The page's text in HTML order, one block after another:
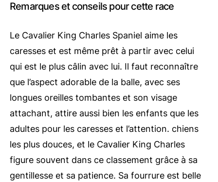
Remarques et conseils pour cette race
Le Cavalier King Charles Spaniel aime les
caresses et est même prêt à partir avec celui
qui est le plus câlin avec lui. Il faut reconnaître
que l’aspect adorable de la balle, avec ses
longues oreilles tombantes et son visage
attachant, attire aussi bien les enfants que les
adultes pour les caresses et l’attention. chiens
les plus douces, et le Cavalier King Charles
figure souvent dans ce classement grâce à sa
gentillesse et sa patience. Sa fourrure est belle